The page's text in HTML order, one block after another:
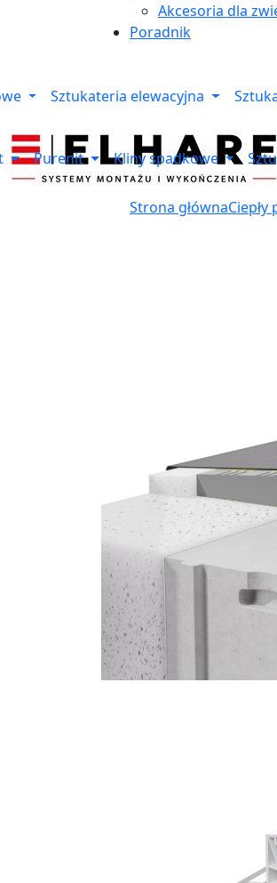
Akcesoria dla
Poradnik
Sztukateria elewacyjna
Purenit Kliny spadkowe
Strona główna